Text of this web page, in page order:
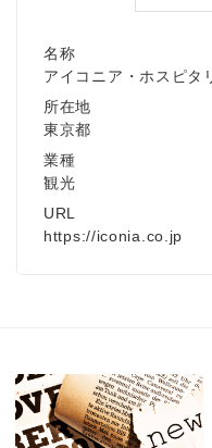
名称
アイコニア・ホスピタ
所在地
東京都
業種
観光
URL
https://iconia.co.jp